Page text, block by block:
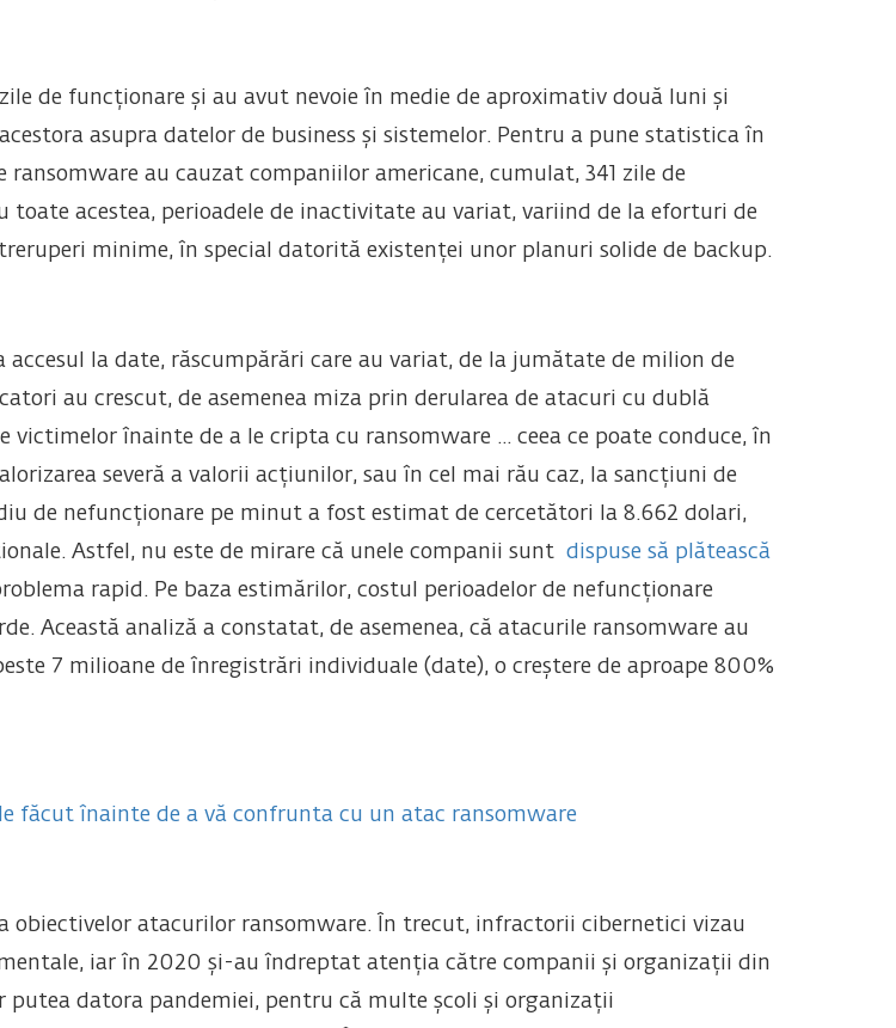
de funcționare și au avut nevoie în medie de aproximativ două luni și
asupra datelor de business și sistemelor. Pentru a pune statistica în
au cauzat companiilor americane, cumulat, 341 zile de
toate acestea, perioadele de inactivitate au variat, variind de la eforturi de
minime, în special datorită existenței unor planuri solide de backup.
la date, răscumpărări care au variat, de la jumătate de milion de
au crescut, de asemenea miza prin derularea de atacuri cu dublă
victimelor înainte de a le cripta cu ransomware ... ceea ce poate conduce, în
severă a valorii acțiunilor, sau în cel mai rău caz, la sancțiuni de
de nefuncționare pe minut a fost estimat de cercetători la 8.662 dolari,
Astfel, nu este de mirare că unele companii sunt dispuse să plătească
rapid. Pe baza estimărilor, costul perioadelor de nefuncționare
Această analiză a constatat, de asemenea, că atacurile ransomware au
7 milioane de înregistrări individuale (date), o creștere de aproape 800%
făcut înainte de a vă confrunta cu un atac ransomware
obiectivelor atacurilor ransomware. În trecut, infractorii cibernetici vizau
iar în 2020 și-au îndreptat atenția către companii și organizații din
putea datora pandemiei, pentru că multe școli și organizații